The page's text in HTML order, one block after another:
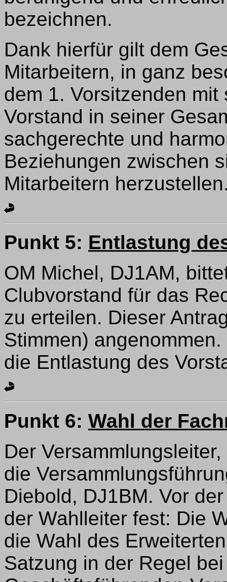
bezeichnen.
Dank hierfür gilt dem
Mitarbeitern, in ganz
dem 1. Vorsitzenden
Vorstand in seiner
sachgerechte und
Beziehungen zwischen
Mitarbeitern
Punkt 5: Entlastung
OM Michel, DJ1AM,
Clubvorstand für das
zu erteilen. Dieser
Stimmen)
die Entlastung des
Punkt 6: Wahl der
Der
die
Diebold, DJ1BM. Vor
der Wahlleiter fest: Die
die Wahl des
Satzung in der Regel